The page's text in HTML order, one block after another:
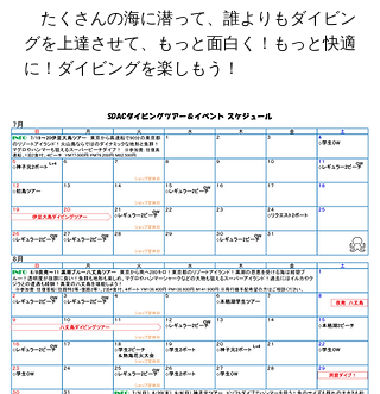
たくさんの海に潜って、誰よりもダイビン
グを上達させて、もっと面白く！もっと快適
に！ダイビングを楽しもう！